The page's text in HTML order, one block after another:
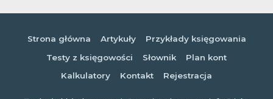
Strona główna Artykuły
Przykłady księgowania
Testy z księgowości
Słownik
Plan kont
Kalkulatory
Kontakt Rejestracja